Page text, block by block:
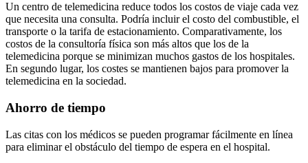
Un centro de telemedicina reduce todos los costos de viaje cada vez
que necesita una consulta. Podría incluir el costo del combustible, el
transporte o la tarifa de estacionamiento. Comparativamente, los
costos de la consultoría física son más altos que los de la
telemedicina porque se minimizan muchos gastos de los hospitales.
En segundo lugar, los costes se mantienen bajos para promover la
telemedicina en la sociedad.
Ahorro de tiempo
Las citas con los médicos se pueden programar fácilmente en línea
para eliminar el obstáculo del tiempo de espera en el hospital.